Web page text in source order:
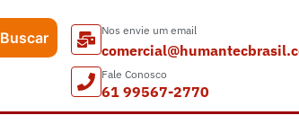
Buscar Nos envie um email
Fale Conosco
61 99567-2770